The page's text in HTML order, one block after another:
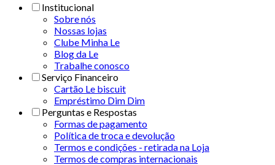
Institucional
Sobre nós
Nossas lojas
Clube Minha Le
Blog da Le
Trabalhe conosco
Serviço Financeiro
Cartão Le biscuit
Empréstimo Dim Dim
Perguntas e Respostas
Formas de pagamento
Política de troca e devolução
Termos e condições - retirada na Loja
Termos de compras internacionais